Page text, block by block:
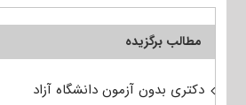
مطالب برگزیده
دکتری بدون آزمون دانشگاه آزاد